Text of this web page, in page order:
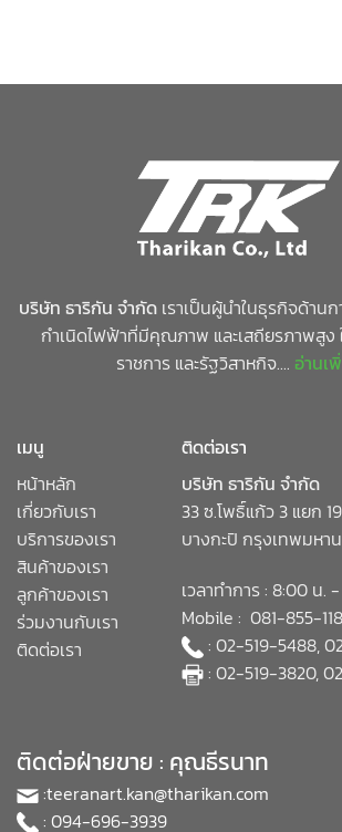
บริษัท ธาริกัน จำกัดเราเป็นผู้นำในธุรกิจด้าน
กำเนิดไฟฟ้าที่มีคุณภาพ และเสถียรภาพสูง
ราชการ และรัฐวิสาหกิจ.... อ่านเ
เมนู
หน้าหลัก
เกี่ยวกับเรา
บริการของเรา
สินค้าของเรา
ลูกค้าของเรา
ร่วมงานกับเรา
ติดต่อเรา
ติดต่อเรา
บริษัท ธาริกัน จำกัด
33 ซ.โพธิ์แก้ว 3 แยก
บางกะปิ กรุงเทพมหา
เวลาทำการ : 8:00 น.
Mobile : 081-855-
: 02-519-5488,
: 02-519-3820,
ติดต่อฝ่ายขาย : คุณธีรนาท
:teeranart.kan@tharikan.com
: 094-696-3939